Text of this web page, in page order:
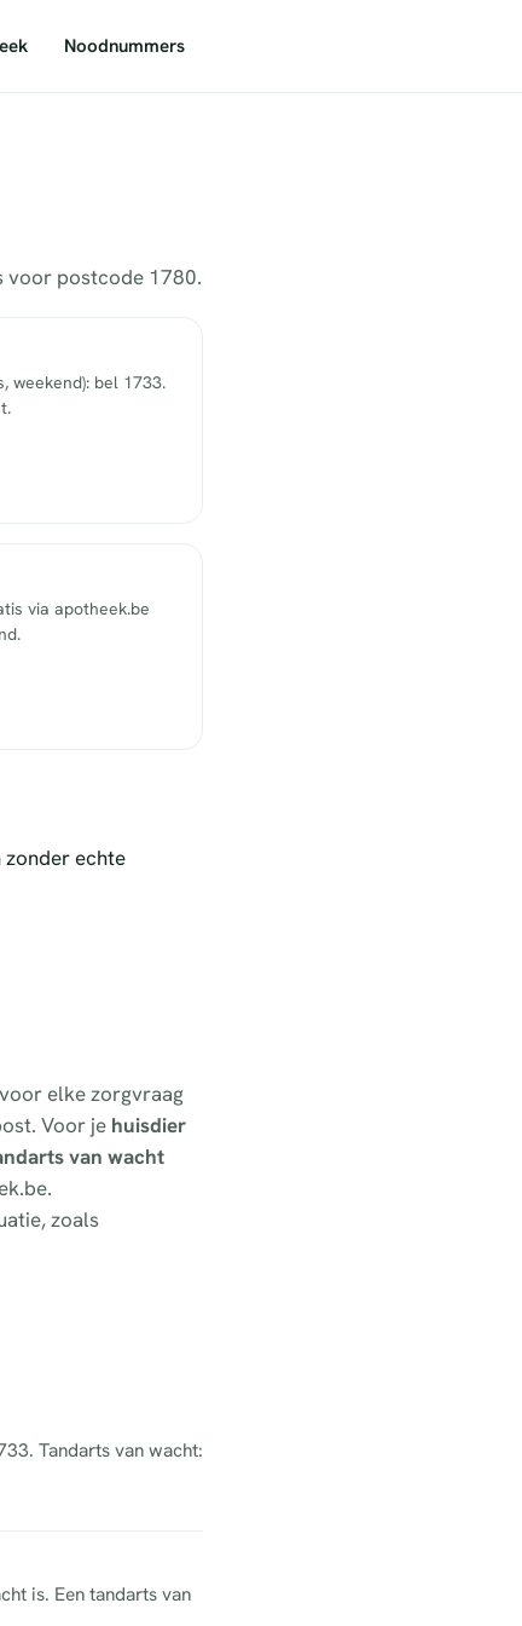
Noodnummers
voor postcode 1780.
weekend): bel 1733.
via apotheek.be
zonder echte
voor elke zorgvraag
Voor je huisdier
van wacht
zoals
Tandarts van wacht:
is. Een tandarts van